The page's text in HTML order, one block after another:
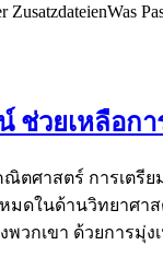
ZusatzdateienWas
ช่วยเหลือก
คณิตศาสตร์ การเ
มดในด้านวิทยาศ
วกเขา ด้วยการมุ่